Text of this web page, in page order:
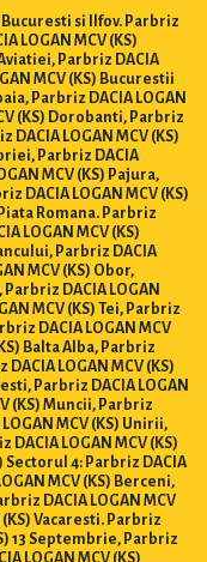
si Ilfov. Parbriz
LOGAN MCV (KS)
Parbriz DACIA
MCV (KS) Bucurestii
Parbriz DACIA LOGAN
(KS) Dorobanti, Parbriz
DACIA LOGAN MCV (KS)
Parbriz DACIA
MCV (KS) Pajura,
DACIA LOGAN MCV (KS)
Romana. Parbriz
LOGAN MCV (KS)
Parbriz DACIA
MCV (KS) Obor,
DACIA LOGAN
MCV (KS) Tei, Parbriz
DACIA LOGAN MCV
Balta Alba, Parbriz
LOGAN MCV (KS)
Parbriz DACIA LOGAN
(KS) Muncii, Parbriz
MCV (KS) Unirii,
DACIA LOGAN MCV (KS)
Sectorul 4: Parbriz DACIA
MCV (KS) Berceni,
DACIA LOGAN MCV
Vacaresti. Parbriz
13 Septembrie, Parbriz
LOGAN MCV (KS)